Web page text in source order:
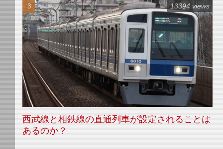
西武線と相鉄線の直通列車が設定されることは
あるのか？
13394 views